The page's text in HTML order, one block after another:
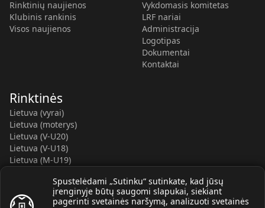
Spustelėdami „Sutinku“ sutinkate, kad jūsų
įrenginyje būtų saugomi slapukai, siekiant
pagerinti svetainės naršymą, analizuoti svetainės
Rinktinių naujienos
Klubinis rankinis
Visos naujienos
Vykdomasis komitetas
LRF nariai
Administracija
Logotipas
Dokumentai
Kontaktai
Rinktinės
Lietuva (vyrai)
Lietuva (moterys)
Lietuva (V-U20)
Lietuva (V-U18)
Lietuva (M-U19)
Lietuva (M-U16)